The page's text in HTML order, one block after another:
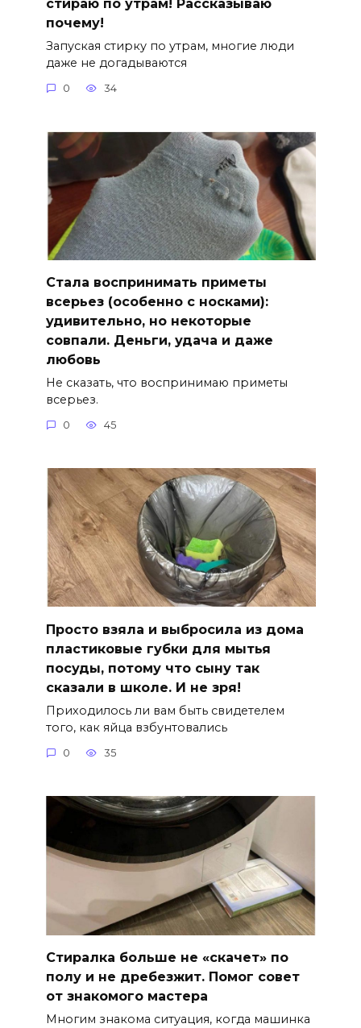
почему!
Запуская стирку по утрам, многие люди
даже не догадываются
0 34
Стала воспринимать приметы
всерьез (особенно с носками):
удивительно, но некоторые
совпали. Деньги, удача и даже
любовь
Не сказать, что воспринимаю приметы
всерьез.
0 45
Просто взяла и выбросила из дома
пластиковые губки для мытья
посуды, потому что сыну так
сказали в школе. И не зря!
Приходилось ли вам быть свидетелем
того, как яйца взбунтовались
0 35
Стиралка больше не «скачет» по
полу и не дребезжит. Помог совет
от знакомого мастера
Многим знакома ситуация, когда машинка